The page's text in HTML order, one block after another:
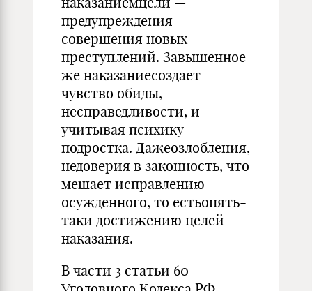
предупреждения
совершения новых
преступлений. Завышенное
же наказаниесоздает
чувство обиды,
несправедливости, и
учитывая психику
подростка. Дажеозлобления,
недоверия в законность, что
мешает исправлению
осужденного, то естьопять-
таки достижению целей
наказания.
В части 3 статьи 60